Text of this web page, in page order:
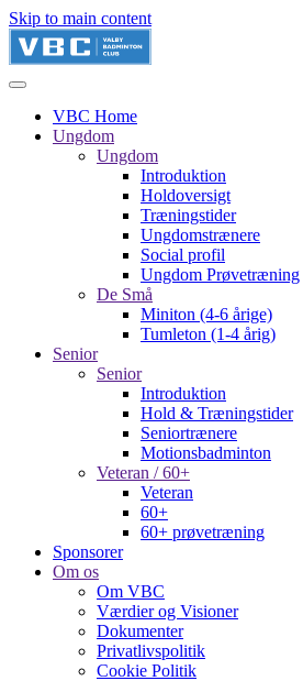
Skip to main content
VBC Home
Ungdom
Ungdom
Introduktion
Holdoversigt
Træningstider
Ungdomstrænere
Social profil
Ungdom Prøvetræning
De Små
Miniton (4-6 årige)
Tumleton (1-4 årig)
Senior
Senior
Introduktion
Hold & Træningstider
Seniortrænere
Motionsbadminton
Veteran / 60+
Veteran
60+
60+ prøvetræning
Sponsorer
Om os
Om VBC
Værdier og Visioner
Dokumenter
Privatlivspolitik
Cookie Politik